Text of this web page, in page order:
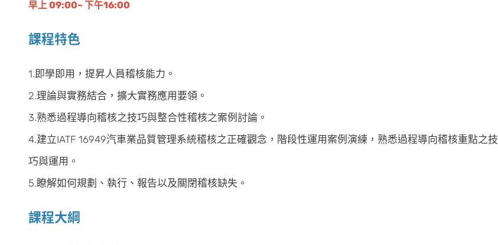
早上 09:00~ 下午16:00
課程特色
1.即學即用，提昇人員稽核能力。
2.理論與實務結合，擴大實務應用要領。
3.熟悉過程導向稽核之技巧與整合性稽核之案例討論。
4.建立IATF 16949汽車業品質管理系統稽核之正確觀念，階段性運用案例演練，熟悉過程導向稽核重點之技
巧與運用。
5.瞭解如何規劃、執行、報告以及關閉稽核缺失。
課程大綱